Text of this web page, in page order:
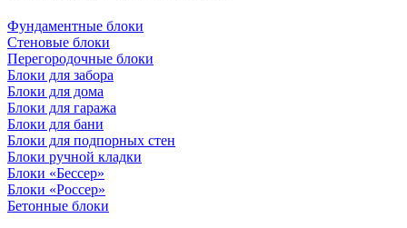
Фундаментные блоки
Стеновые блоки
Перегородочные блоки
Блоки для забора
Блоки для дома
Блоки для гаража
Блоки для бани
Блоки для подпорных стен
Блоки ручной кладки
Блоки «Бессер»
Блоки «Россер»
Бетонные блоки